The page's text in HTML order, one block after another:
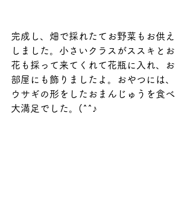
完成し、畑で採れたてお野菜もお供え
しました。小さいクラスがススキとお
花も採って来てくれて花瓶に入れ、お
部屋にも飾りましたよ。おやつには、
ウサギの形をしたおまんじゅうを食べ
大満足でした。(^^♪